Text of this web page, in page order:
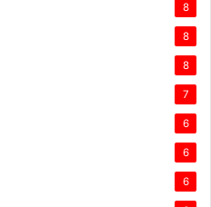
8
8
8
7
6
6
6